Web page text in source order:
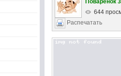
Поварёнок
644
Распечатать